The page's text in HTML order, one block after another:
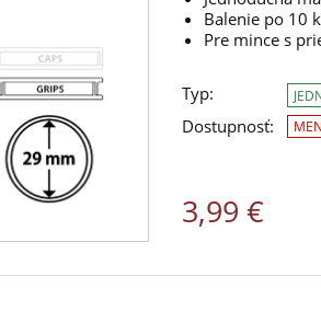
Balenie po 10
Pre mince s
Typ:
Dostupnosť:
3,99 €